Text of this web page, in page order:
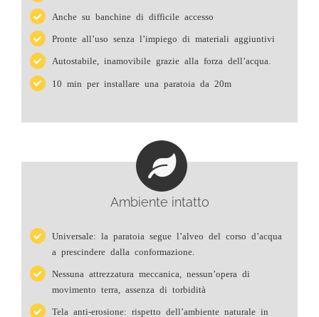
Anche su banchine di difficile accesso
Pronte all’uso senza l’impiego di materiali aggiuntivi
Autostabile, inamovibile grazie alla forza dell’acqua.
10 min per installare una paratoia da 20m
Ambiente intatto
Universale: la paratoia segue l’alveo del corso d’acqua
a prescindere dalla conformazione.
Nessuna attrezzatura meccanica, nessun’opera di
movimento terra, assenza di torbidità
Tela anti-erosione: rispetto dell’ambiente naturale in